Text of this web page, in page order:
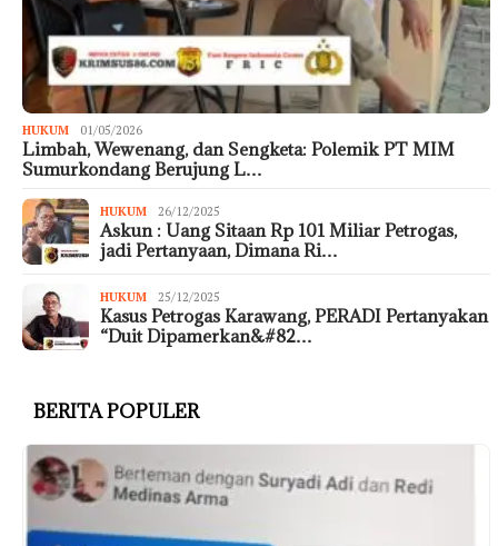
HUKUM 01/05/2026
Limbah, Wewenang, dan Sengketa: Polemik PT MIM
Sumurkondang Berujung L…
HUKUM 26/12/2025
Askun : Uang Sitaan Rp 101 Miliar Petrogas,
jadi Pertanyaan, Dimana Ri…
HUKUM 25/12/2025
Kasus Petrogas Karawang, PERADI Pertanyakan
“Duit Dipamerkan&#82…
BERITA POPULER